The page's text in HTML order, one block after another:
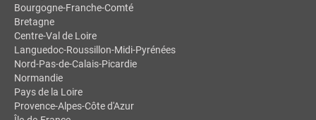
Bourgogne-Franche-Comté
Bretagne
Centre-Val de Loire
Languedoc-Roussillon-Midi-Pyrénées
Nord-Pas-de-Calais-Picardie
Normandie
Pays de la Loire
Provence-Alpes-Côte d'Azur